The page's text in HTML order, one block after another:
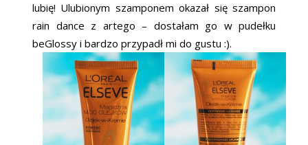
lubię! Ulubionym szamponem okazał się szampon
rain dance z artego – dostałam go w pudełku
beGlossy i bardzo przypadł mi do gustu :).